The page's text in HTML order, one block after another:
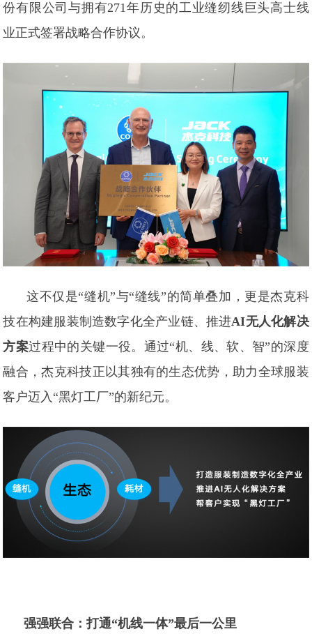
份有限公司与拥有271年历史的工业缝纫线巨头高士线
业正式签署战略合作协议。
这不仅是“缝机”与“缝线”的简单叠加，更是杰克科
技在构建服装制造数字化全产业链、推进AI无人化解决
方案过程中的关键一役。通过“机、线、软、智”的深度
融合，杰克科技正以其独有的生态优势，助力全球服装
客户迈入“黑灯工厂”的新纪元。
强强联合：打通“机线一体”最后一公里